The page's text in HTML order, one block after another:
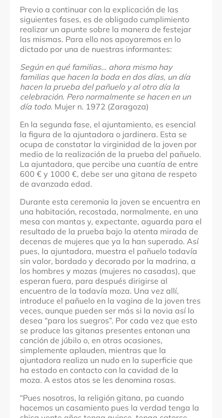
Previo a continuar con la explicación de las
siguientes fases, es de obligado cumplimiento
realizar un apunte sobre la manera de festejar
las mismas. Para ello nos apoyaremos en lo
dictado por una de nuestras informantes:
Según en qué familias… ahora mismo hay
familias que hacen la boda en dos días, un día
hacen la prueba del pañuelo y al otro día la
celebración. Pero normalmente se hacen en un
día todo. Mujer n. 1972 (Zaragoza)
En la segunda fase, el ajuntamiento, es esencial
la figura de la ajuntadora o jardinera. Esta se
ocupa de constatar la virginidad de la joven por
medio de la realización de la prueba del pañuelo.
La ajuntadora, que percibe una cuantía de entre
600 € y 1000 €, debe ser una gitana de respeto
de avanzada edad.
Durante esta ceremonia la joven se encuentra en
una habitación, recostada, normalmente, en una
mesa con mantas y, expectante, aguarda para el
resultado de la prueba bajo la atenta mirada de
decenas de mujeres que ya la han superado. Así
pues, la ajuntadora, muestra el pañuelo todavía
sin valor, bordado y decorado por la madrina, a
los hombres y mozas (mujeres no casadas), que
esperan fuera, para después dirigirse al
encuentro de la todavía moza. Una vez allí,
introduce el pañuelo en la vagina de la joven tres
veces, aunque pueden ser más si la novia así lo
desea “para los suegros”. Por cada vez que esto
se produce las gitanas presentes entonan una
canción de júbilo o, en otras ocasiones,
simplemente aplauden, mientras que la
ajuntadora realiza un nudo en la superficie que
ha estado en contacto con la cavidad de la
moza. A estos atos se les denomina rosas.
“Pues nosotros, la religión gitana, pa cuando
hacemos un casamiento pues la verdad tenga la